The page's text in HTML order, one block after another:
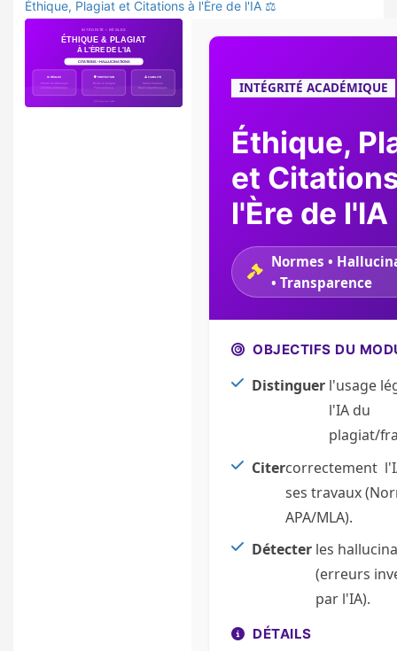
Éthique, Plagiat et Citations à l'Ère de l'IA ⚖️
INTÉGRITÉ ACADÉMIQUE
Éthique,
et
l'Ère de l'IA
Normes •
• Transparence
OBJECTIFS DU
Distinguer l'usage
l'IA du
plagiat/
Citercorrectement
ses travaux
APA/MLA).
Détecter les
(erreurs
par l'IA).
DÉTAILS